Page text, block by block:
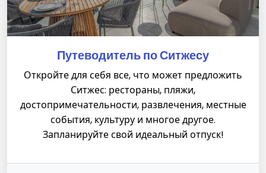
Путеводитель по Ситжесу
Откройте для себя все, что может предложить
Ситжес: рестораны, пляжи,
достопримечательности, развлечения, местные
события, культуру и многое другое.
Запланируйте свой идеальный отпуск!